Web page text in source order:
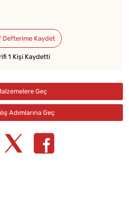
1 Kişi Kaydetti